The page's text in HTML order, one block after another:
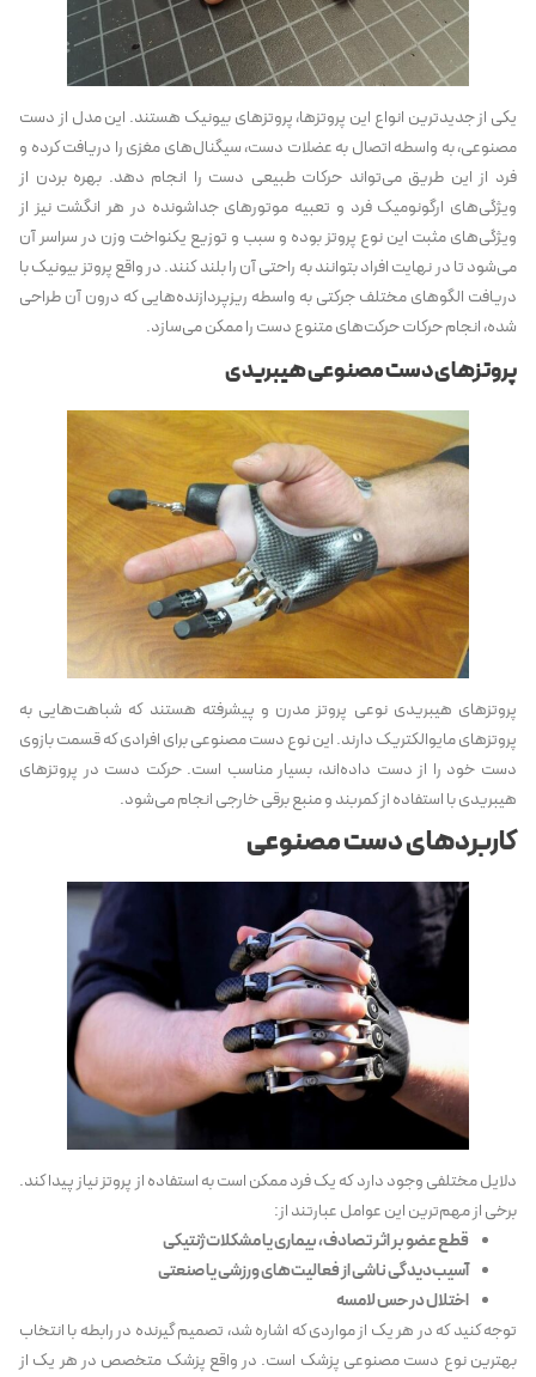
یکی از جدیدترین انواع این پروتزها، پروتزهای بیونیک هستند. این مدل از دست
مصنوعی، به واسطه اتصال به عضلات دست، سیگنال‌های مغزی را دریافت کرده و
فرد از این طریق می‌تواند حرکات طبیعی دست را انجام دهد. بهره بردن از
ویژگی‌های ارگونومیک فرد و تعبیه موتورهای جداشونده در هر انگشت نیز از
ویژگی‌های مثبت این نوع پروتز بوده و سبب و توزیع یکنواخت وزن در سراسر آن
می‌شود تا در نهایت افراد بتوانند به راحتی آن را بلند کنند. در واقع پروتز بیونیک با
دریافت الگوهای مختلف جرکتی به واسطه ریزپردازنده‌هایی که درون آن طراحی
شده، انجام حرکات حرکت‌های متنوع دست را ممکن می‌سازد.
پروتزهایدست مصنوعی هیبریدی
پروتزهای هیبریدی نوعی پروتز مدرن و پیشرفته هستند که شباهت‌هایی به
پروتزهای مایوالکتریک دارند. این نوع دست مصنوعی برای افرادی که قسمت بازوی
دست خود را از دست داده‌اند، بسیار مناسب است. حرکت دست در پروتزهای
هیبریدی با استفاده از کمربند و منبع برقی خارجی انجام می‌شود.
کاربردهای دست مصنوعی
دلایل مختلفی وجود دارد که یک فرد ممکن است به استفاده از پروتز نیاز پیدا کند.
برخی از مهم‌ترین این عوامل عبارتند از:
قطع عضو بر اثر تصادف، بیماری یا مشکلات ژنتیکی
آسیب‌دیدگی ناشی از فعالیت‌های ورزشی یا صنعتی
اختلال در حس لامسه
توجه کنید که در هر یک از مواردی که اشاره شد، تصمیم گیرنده در رابطه با انتخاب
بهترین نوع دست مصنوعی پزشک است. در واقع پزشک متخصص در هر یک از